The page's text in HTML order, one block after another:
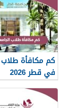
كم مكافأة طلاب
في قطر 2026